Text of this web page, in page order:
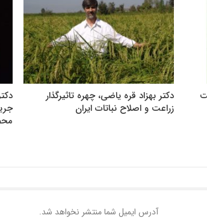
دکتر بهزاد قره یاضی، چهره تاثیرگذار
زراعت و اصلاح نباتات ایران
آدرس ایمیل شما منتشر نخواهد شد.